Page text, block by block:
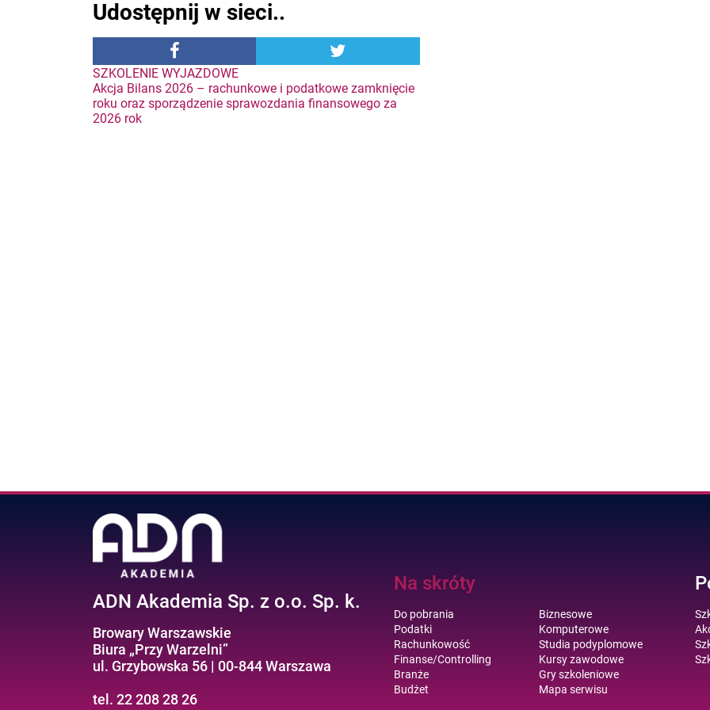
Udostępnij w sieci..
Nawigacja
wpisu
SZKOLENIE WYJAZDOWE
Akcja Bilans 2026 – rachunkowe i podatkowe zamknięcie
roku oraz sporządzenie sprawozdania finansowego za
2026 rok
ADN Akademia Sp. z o.o. Sp. k.
Browary Warszawskie
Biura „Przy Warzelni”
ul. Grzybowska 56 | 00-844 Warszawa
tel. 22 208 28 26
Na skróty
Do pobrania
Podatki
Rachunkowość
Finanse/Controlling
Branże
Budżet
Biznesowe
Komputerowe
Studia podyplomowe
Kursy zawodowe
Gry szkoleniowe
Mapa serwisu